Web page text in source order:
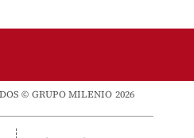
© GRUPO MILENIO 2026